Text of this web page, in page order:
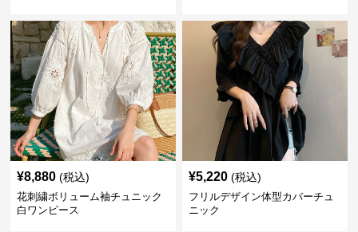
¥8,880 (税込)
花刺繍ボリューム袖チュニック
白ワンピース
¥5,220 (税込)
フリルデザイン体型カバーチュ
ニック